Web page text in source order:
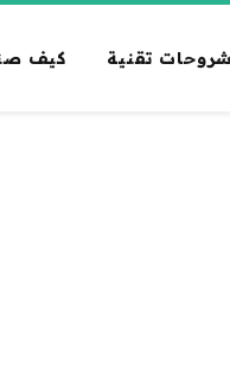
شروحات تقنية كيف